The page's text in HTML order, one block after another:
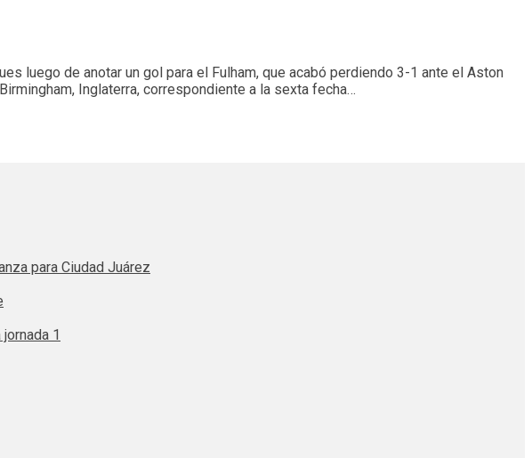
luego de anotar un gol para el Fulham, que acabó perdiendo 3-1 ante el Aston
Inglaterra, correspondiente a la sexta fecha…
para Ciudad Juárez
1